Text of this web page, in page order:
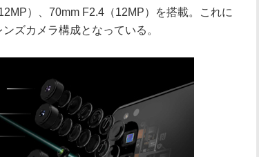
）、70mm F2.4（12MP）を搭載。これに
ズカメラ構成となっている。